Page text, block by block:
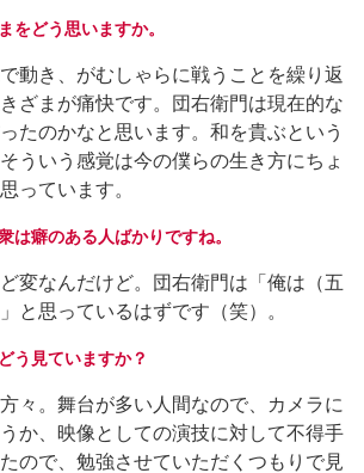
をどう思いますか。
動き、がむしゃらに戦うことを繰り返
ざまが痛快です。団右衛門は現在的な
たのかなと思います。和を貴ぶという
ういう感覚は今の僕らの生き方にちょ
っています。
は癖のある人ばかりですね。
変なんだけど。団右衛門は「俺は（五
と思っているはずです（笑）。
う見ていますか？
々。舞台が多い人間なので、カメラに
か、映像としての演技に対して不得手
ので、勉強させていただくつもりで見